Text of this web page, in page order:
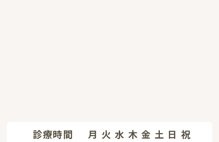
診療時間 月 火 水 木 金 土 日 祝